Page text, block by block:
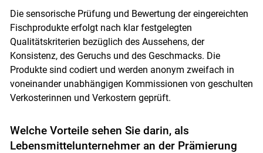
Skip to main content
Die sensorische Prüfung und Bewertung der eingereichten
Fischprodukte erfolgt nach klar festgelegten
Qualitätskriterien bezüglich des Aussehens, der
Konsistenz, des Geruchs und des Geschmacks. Die
Produkte sind codiert und werden anonym zweifach in
voneinander unabhängigen Kommissionen von geschulten
Verkosterinnen und Verkostern geprüft.
Welche Vorteile sehen Sie darin, als
Lebensmittelunternehmer an der Prämierung